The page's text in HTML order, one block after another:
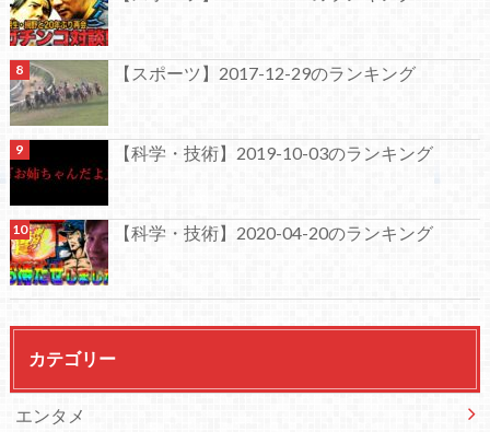
【スポーツ】2017-12-29のランキング
【科学・技術】2019-10-03のランキング
【科学・技術】2020-04-20のランキング
カテゴリー
エンタメ